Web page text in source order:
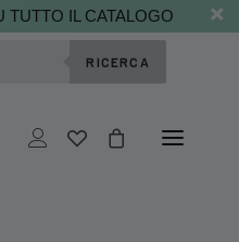
TUTTO IL CATALOGO
RICERCA